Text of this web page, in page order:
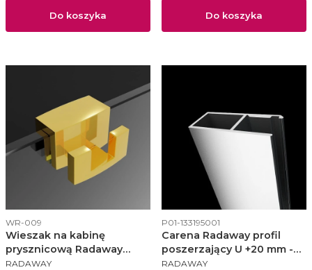
Do koszyka Do koszyka
Kod produktu
WR-009
Wieszak na kabinę
prysznicową Radaway
złoty połysk - WR-009
PRODUCENT
RADAWAY
Kod produktu
P01-133195001
Carena Radaway profil
poszerzający U +20 mm -
P01-133195001
PRODUCENT
RADAWAY